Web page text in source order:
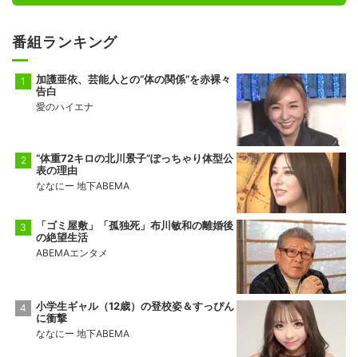
番組ランキング
加護亜依、芸能人との“体の関係”を赤裸々
告白
愛のハイエナ
“体重72キロの北川景子”ぽっちゃり体型公
表の理由
ななにー 地下ABEMA
「ゴミ屋敷」「孤独死」布川敏和の離婚後
の絶望生活
ABEMAエンタメ
小学生ギャル（12歳）の登校姿＆すっぴん
に衝撃
ななにー 地下ABEMA